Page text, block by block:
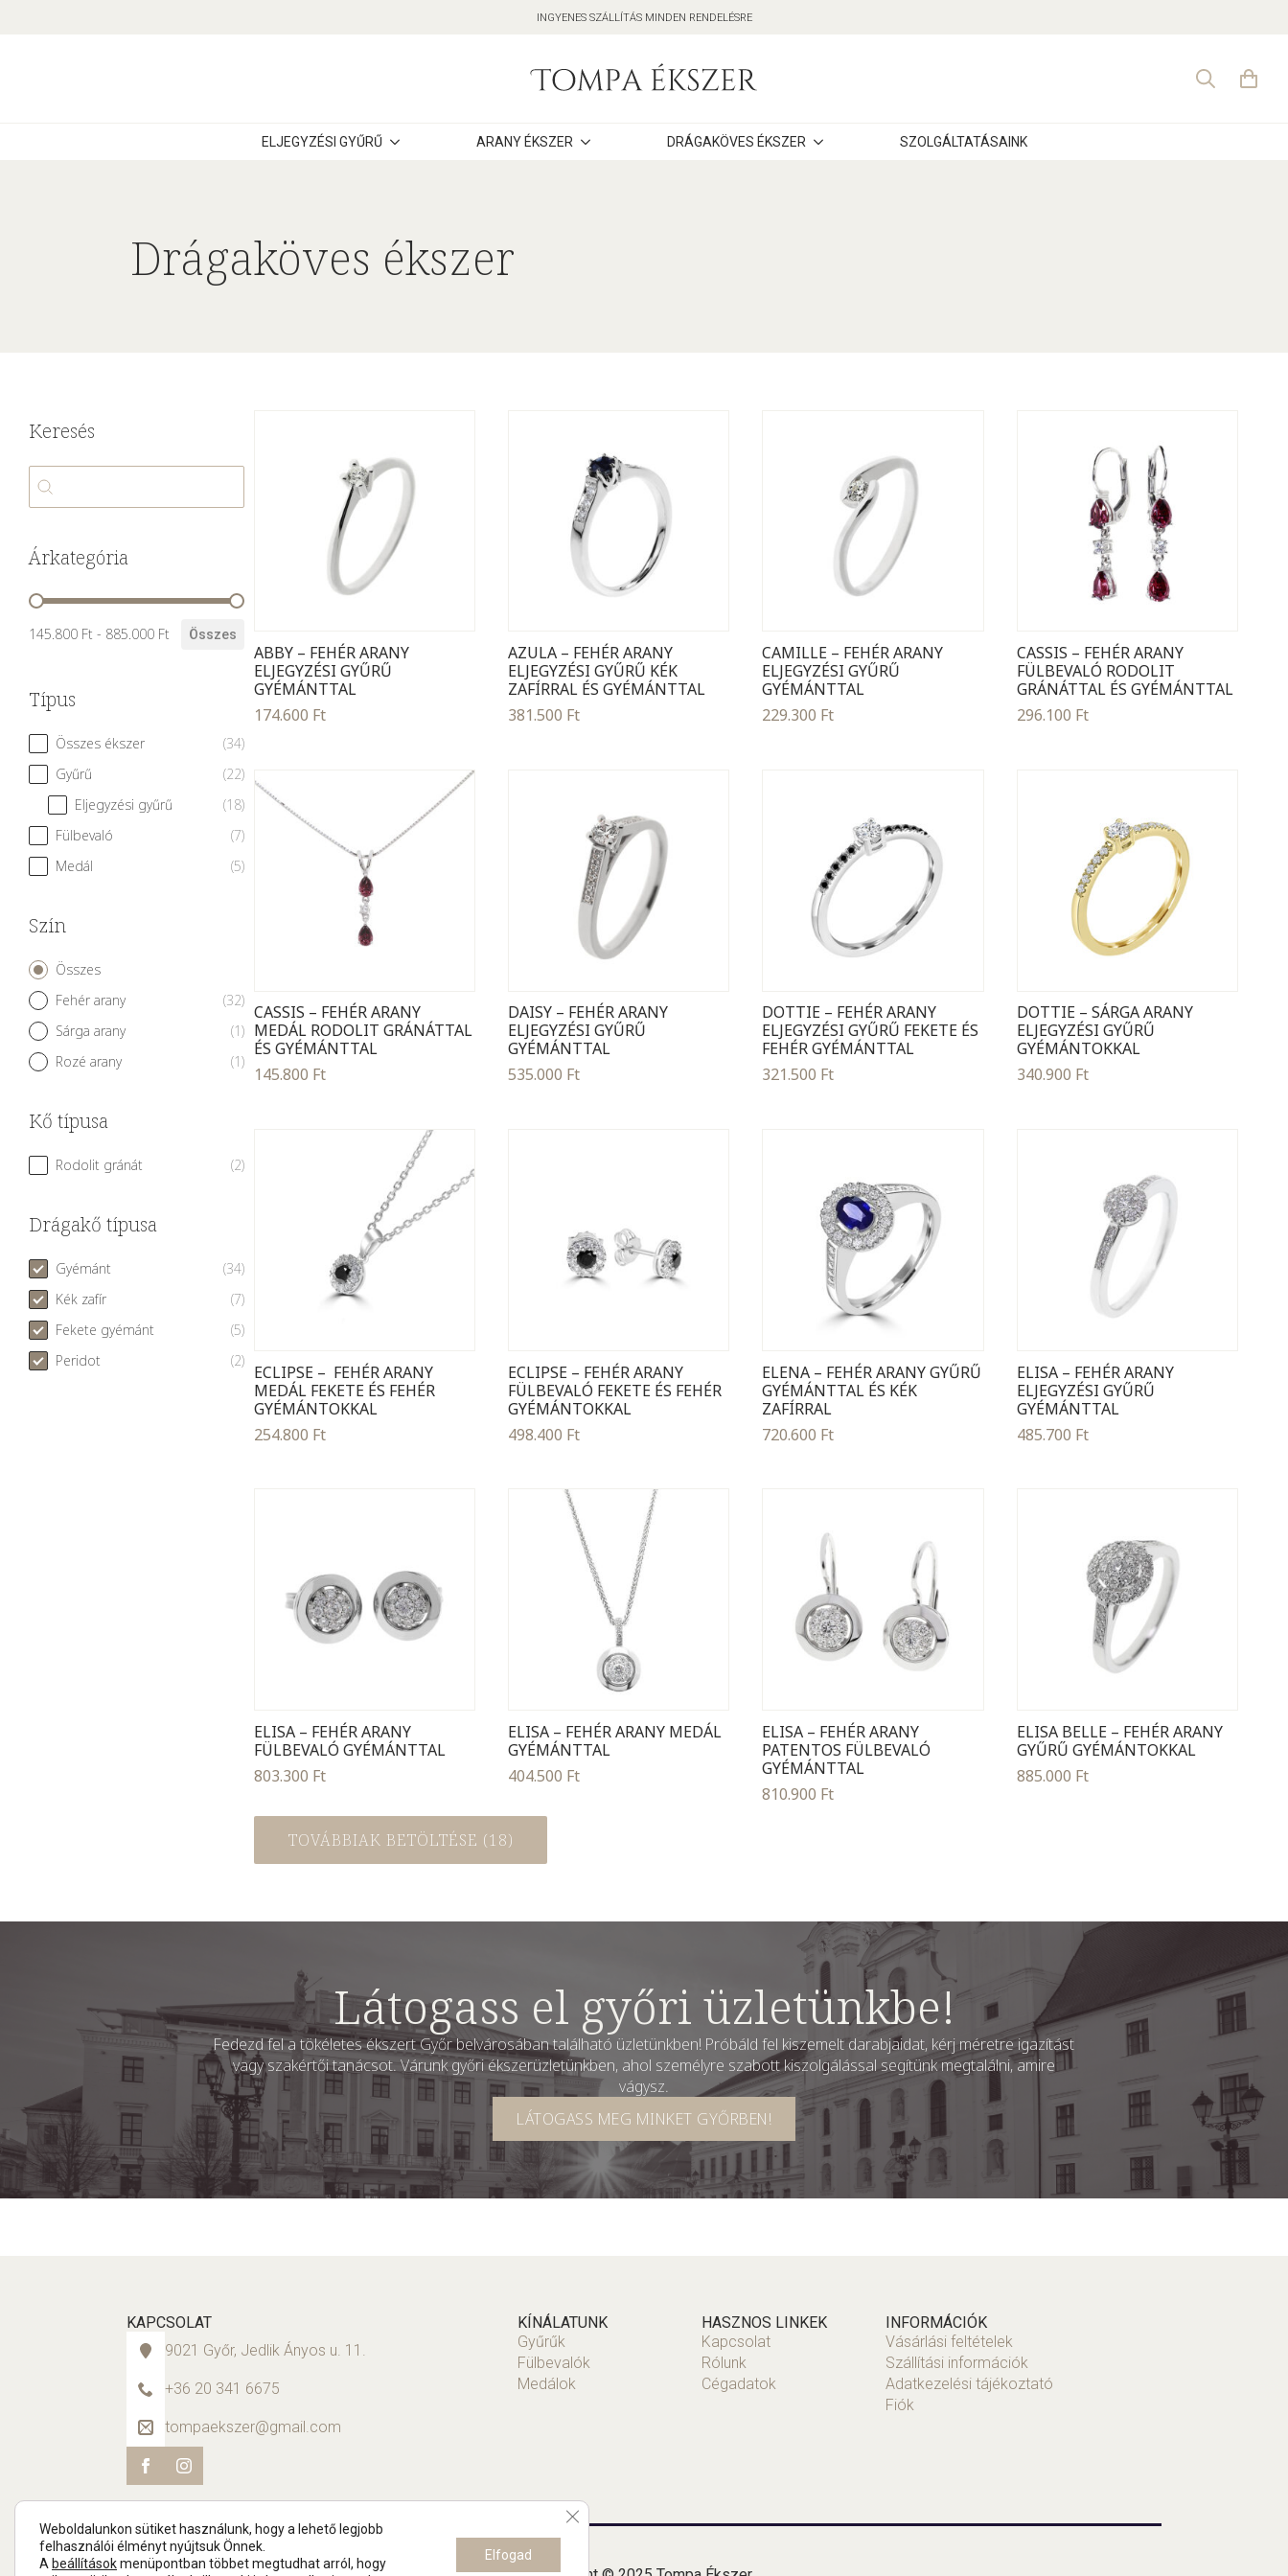
INGYENES SZÁLLÍTÁS MINDEN RENDELÉSRE
ELJEGYZÉSI GYŰRŰ ARANY ÉKSZER DRÁGAKÖVES ÉKSZER SZOLGÁLTATÁSAINK
Drágaköves ékszer
Keresés
Keresés
Keresés
Árkategória
Árkategória
145.800 Ft - 885.000 Ft Összes
Típus
TípusÖsszes ékszer
(34)
Gyűrű
(22)
Eljegyzési gyűrű
(18)
Fülbevaló
(7)
Medál
(5)
Szín
SzínÖsszes
Fehér arany
(32)
Sárga arany
(1)
Rozé arany
(1)
Kő típusa
Kő típusa
Rodolit gránát (2)
Drágakő típusa
Drágakő típusa
Gyémánt
(34)
Kék zafír
(7)
Fekete gyémánt
(5)
Peridot
(2)
ABBY – FEHÉR ARANY
ELJEGYZÉSI GYŰRŰ
GYÉMÁNTTAL
174.600 Ft
AZULA – FEHÉR ARANY
ELJEGYZÉSI GYŰRŰ KÉK
ZAFÍRRAL ÉS GYÉMÁNTTAL
381.500 Ft
CAMILLE – FEHÉR ARANY
ELJEGYZÉSI GYŰRŰ
GYÉMÁNTTAL
229.300 Ft
CASSIS – FEHÉR ARANY
FÜLBEVALÓ RODOLIT
GRÁNÁTTAL ÉS GYÉMÁNTTAL
296.100 Ft
CASSIS – FEHÉR ARANY
MEDÁL RODOLIT GRÁNÁTTAL
ÉS GYÉMÁNTTAL
145.800 Ft
DAISY – FEHÉR ARANY
ELJEGYZÉSI GYŰRŰ
GYÉMÁNTTAL
535.000 Ft
DOTTIE – FEHÉR ARANY
ELJEGYZÉSI GYŰRŰ FEKETE ÉS
FEHÉR GYÉMÁNTTAL
321.500 Ft
DOTTIE – SÁRGA ARANY
ELJEGYZÉSI GYŰRŰ
GYÉMÁNTOKKAL
340.900 Ft
ECLIPSE – FEHÉR ARANY
MEDÁL FEKETE ÉS FEHÉR
GYÉMÁNTOKKAL
254.800 Ft
ECLIPSE – FEHÉR ARANY
FÜLBEVALÓ FEKETE ÉS FEHÉR
GYÉMÁNTOKKAL
498.400 Ft
ELENA – FEHÉR ARANY GYŰRŰ
GYÉMÁNTTAL ÉS KÉK
ZAFÍRRAL
720.600 Ft
ELISA – FEHÉR ARANY
ELJEGYZÉSI GYŰRŰ
GYÉMÁNTTAL
485.700 Ft
ELISA – FEHÉR ARANY
FÜLBEVALÓ GYÉMÁNTTAL
803.300 Ft
ELISA – FEHÉR ARANY MEDÁL
GYÉMÁNTTAL
404.500 Ft
ELISA – FEHÉR ARANY
PATENTOS FÜLBEVALÓ
GYÉMÁNTTAL
810.900 Ft
ELISA BELLE – FEHÉR ARANY
GYŰRŰ GYÉMÁNTOKKAL
885.000 Ft
TOVÁBBIAK BETÖLTÉSE (18)
Látogass el győri üzletünkbe!
Fedezd fel a tökéletes ékszert Győr belvárosában található üzletünkben! Próbáld fel kiszemelt darabjaidat, kérj méretre igazítást
vagy szakértői tanácsot. Várunk győri ékszerüzletünkben, ahol személyre szabott kiszolgálással segítünk megtalálni, amire
vágysz.
LÁTOGASS MEG MINKET GYŐRBEN!
KAPCSOLAT
9021 Győr, Jedlik Ányos u. 11.
+36 20 341 6675
tompaekszer@gmail.com
KÍNÁLATUNK
Gyűrűk
Fülbevalók
Medálok
HASZNOS LINKEK
Kapcsolat
Rólunk
Cégadatok
INFORMÁCIÓK
Vásárlási feltételek
Szállítási információk
Adatkezelési tájékoztató
Fiók
Weboldalunkon sütiket használunk, hogy a lehető legjobb
felhasználói élményt nyújtsuk Önnek.
A beállításokmenüpontban többet megtudhat arról, hogy
Elfogad
Close GDPR Cookie Banner